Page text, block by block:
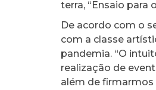
terra, “Ensaio para
De acordo com o
com a classe
pandemia. “O
realização de
além de firmarmos